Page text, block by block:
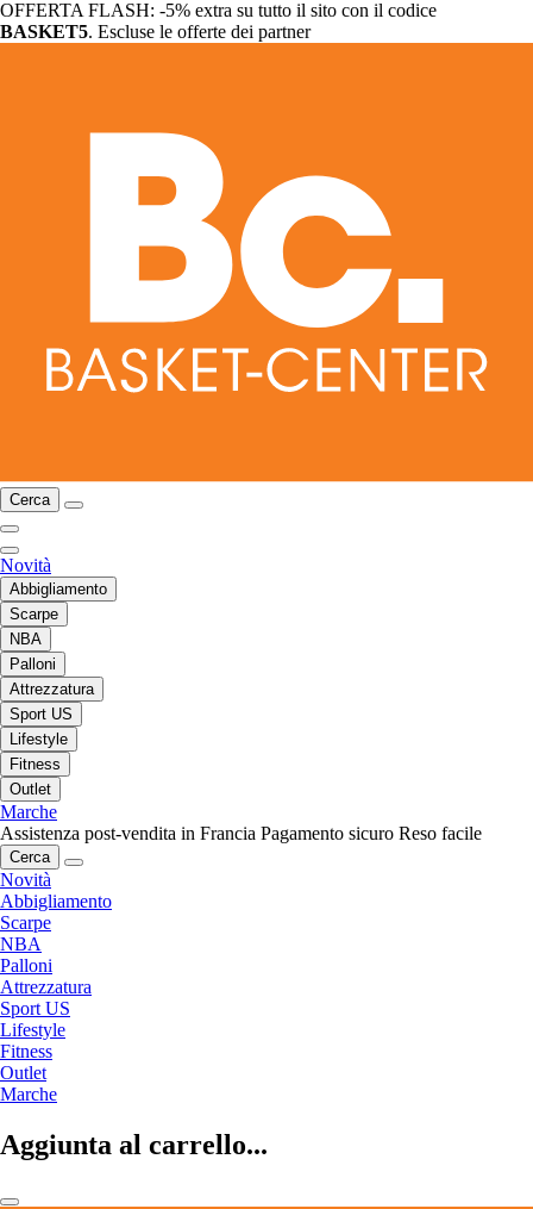
OFFERTA FLASH: -5% extra su tutto il sito con il codice
BASKET5. Escluse le offerte dei partner
Cerca
Novità
Abbigliamento
Scarpe
NBA
Palloni
Attrezzatura
Sport US
Lifestyle
Fitness
Outlet
Marche
Assistenza post-vendita in Francia Pagamento sicuro Reso facile
Cerca
Novità
Abbigliamento
Scarpe
NBA
Palloni
Attrezzatura
Sport US
Lifestyle
Fitness
Outlet
Marche
Aggiunta al carrello...